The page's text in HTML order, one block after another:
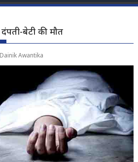
बेटी की मौत
Dainik Awantika